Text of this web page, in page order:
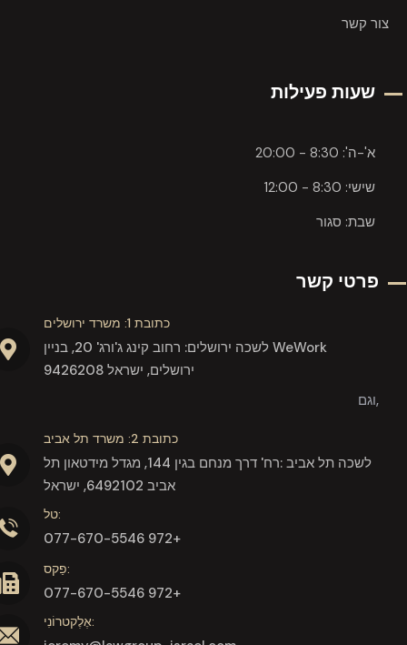
צור קשר
שעות פעילות
א'-ה': 8:30 - 20:00
שישי: 8:30 - 12:00
שבת: סגור
פרטי קשר
כתובת 1: משרד ירושלים
לשכה ירושלים: רחוב קינג ג'ורג' 20, בניין WeWork
9426208 ירושלים, ישראל
וגם,
כתובת 2: משרד תל אביב
לשכה תל אביב :רח' דרך מנחם בגין 144, מגדל מידטאון תל
אביב 6492102, ישראל
טל:
077-670-5546 972+
פַקס:
077-670-5546 972+
אֶלֶקטרוֹנִי: